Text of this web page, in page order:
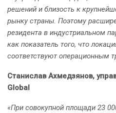
решений и близость к
рынку страны. Поэтому
резидента в индустриальном
как показатель того, что
соответствуют операционным
Станислав Ахмедзянов,
Global
«При совокупной площади 23